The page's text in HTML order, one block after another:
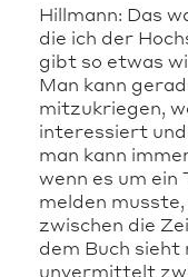
Hillmann: Das
die ich der
gibt so etwas
Man kann
mitzukriegen,
interessiert
man kann
wenn es um ein
melden
zwischen die
dem Buch sieht
unvermittelt